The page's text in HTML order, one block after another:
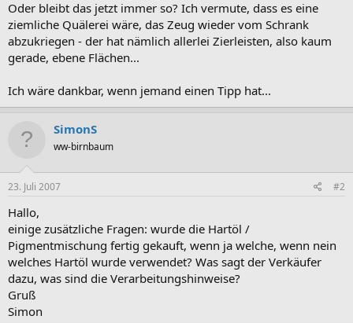
Oder bleibt das jetzt immer so? Ich vermute, dass es eine
ziemliche Quälerei wäre, das Zeug wieder vom Schrank
abzukriegen - der hat nämlich allerlei Zierleisten, also kaum
gerade, ebene Flächen...
Ich wäre dankbar, wenn jemand einen Tipp hat...
SimonS
ww-birnbaum
23. Juli 2007 #2
Hallo,
einige zusätzliche Fragen: wurde die Hartöl /
Pigmentmischung fertig gekauft, wenn ja welche, wenn nein
welches Hartöl wurde verwendet? Was sagt der Verkäufer
dazu, was sind die Verarbeitungshinweise?
Gruß
Simon